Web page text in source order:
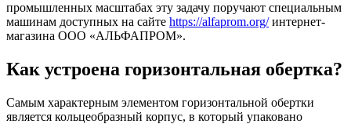
промышленных масштабах эту задачу поручают специальным
машинам доступных на сайте https://alfaprom.org/интернет-
магазина ООО «АЛЬФАПРОМ».
Как устроена горизонтальная обертка?
Самым характерным элементом горизонтальной обертки
является кольцеобразный корпус, в который упаковано